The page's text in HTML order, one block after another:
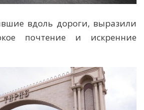
вдоль дороги, выразили
почтение и искренние